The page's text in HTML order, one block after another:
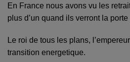
En France nous avons vu les
plus d’un quand ils verront la
Le roi de tous les plans,
transition energetique.